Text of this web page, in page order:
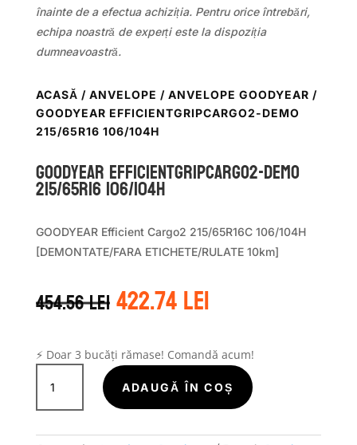
înainte de a efectua achiziția. Pentru orice întrebări,
echipa noastră de experți este la dispoziția
dumneavoastră.
ACASĂ / ANVELOPE / ANVELOPE GOODYEAR /
GOODYEAR EFFICIENTGRIPCARGO2-DEMO
215/65R16 106/104H
Goodyear EFFICIENTGRIPCARGO2-DEMO
215/65R16 106/104H
GOODYEAR Efficient Cargo2 215/65R16C 106/104H
[DEMONTATE/FARA ETICHETE/RULATE 10km]
454.56leiPrețul
inițial
fost:
454.56 lei.
422.74leiPrețul
curent
422.74 lei.
⚡ Doar 3 bucăți rămase! Comandă acum!
Cantitate
Goodyear
EFFICIENTGRIPCARGO2-
ADAUGĂ ÎN COȘ